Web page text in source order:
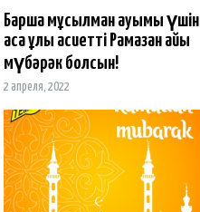
Барша мұсылман қауымы үшін
аса ұлық қасиетті Рамазан айы
мүбәрәк болсын!
2 апреля, 2022